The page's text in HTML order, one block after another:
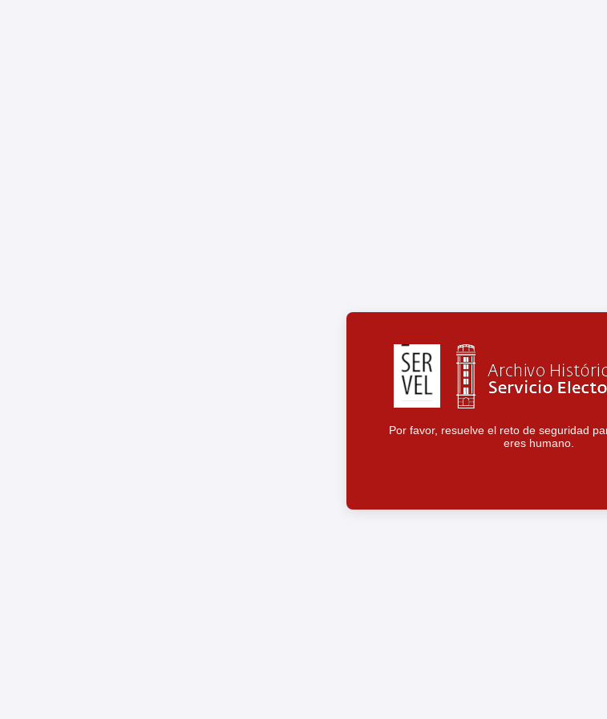
Por favor, resuelve el reto de seguridad
eres humano.